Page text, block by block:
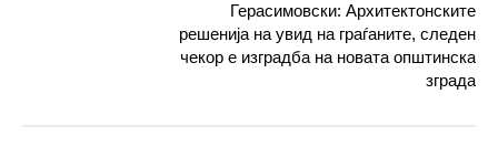
Герасимовски: Архитектонските
решенија на увид на граѓаните, следен
чекор е изградба на новата општинска
зграда